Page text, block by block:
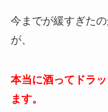
今までが緩すぎた
が、
本当に酒ってドラ
ます。